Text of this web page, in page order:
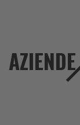
AZIENDE